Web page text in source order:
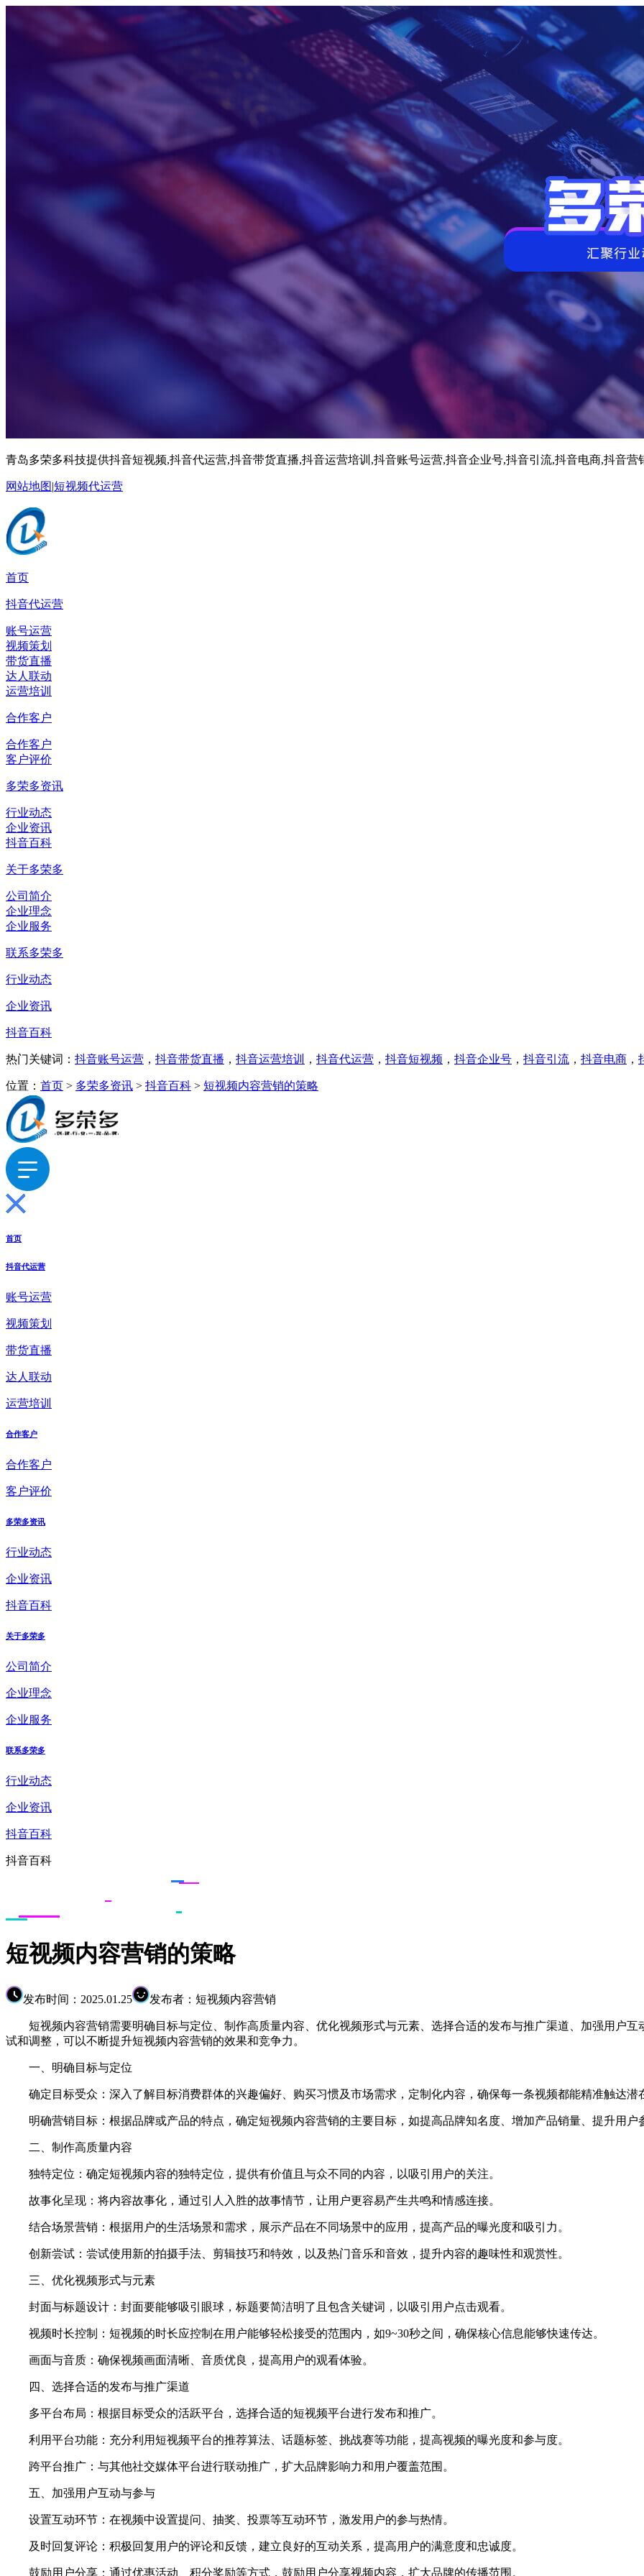
青岛多荣多科技提供抖音短视频,抖音代运营,抖音带货直播,抖音运营培训,抖音账号运营,抖音企业号,抖音引流,抖音电商,抖音营
网站地图|短视频代运营
首页
抖音代运营
账号运营
视频策划
带货直播
达人联动
运营培训
合作客户
合作客户
客户评价
多荣多资讯
行业动态
企业资讯
抖音百科
关于多荣多
公司简介
企业理念
企业服务
联系多荣多
行业动态
企业资讯
抖音百科
热门关键词： 抖音账号运营 ， 抖音带货直播 ， 抖音运营培训 ， 抖音代运营 ， 抖音短视频 ， 抖音企业号 ， 抖音引流 ， 抖音电商 ，
位置： 首页 > 多荣多资讯 > 抖音百科 > 短视频内容营销的策略
首页
抖音代运营
账号运营
视频策划
带货直播
达人联动
运营培训
合作客户
合作客户
客户评价
多荣多资讯
行业动态
企业资讯
抖音百科
关于多荣多
公司简介
企业理念
企业服务
联系多荣多
行业动态
企业资讯
抖音百科
抖音百科
短视频内容营销的策略
发布时间：2025.01.25 发布者：短视频内容营销
短视频内容营销需要明确目标与定位、制作高质量内容、优化视频形式与元素、选择合适的发布与推广渠道、加强用户互
试和调整，可以不断提升短视频内容营销的效果和竞争力。
一、明确目标与定位
确定目标受众：深入了解目标消费群体的兴趣偏好、购买习惯及市场需求，定制化内容，确保每一条视频都能精准触达潜
明确营销目标：根据品牌或产品的特点，确定短视频内容营销的主要目标，如提高品牌知名度、增加产品销量、提升用户
二、制作高质量内容
独特定位：确定短视频内容的独特定位，提供有价值且与众不同的内容，以吸引用户的关注。
故事化呈现：将内容故事化，通过引人入胜的故事情节，让用户更容易产生共鸣和情感连接。
结合场景营销：根据用户的生活场景和需求，展示产品在不同场景中的应用，提高产品的曝光度和吸引力。
创新尝试：尝试使用新的拍摄手法、剪辑技巧和特效，以及热门音乐和音效，提升内容的趣味性和观赏性。
三、优化视频形式与元素
封面与标题设计：封面要能够吸引眼球，标题要简洁明了且包含关键词，以吸引用户点击观看。
视频时长控制：短视频的时长应控制在用户能够轻松接受的范围内，如9~30秒之间，确保核心信息能够快速传达。
画面与音质：确保视频画面清晰、音质优良，提高用户的观看体验。
四、选择合适的发布与推广渠道
多平台布局：根据目标受众的活跃平台，选择合适的短视频平台进行发布和推广。
利用平台功能：充分利用短视频平台的推荐算法、话题标签、挑战赛等功能，提高视频的曝光度和参与度。
跨平台推广：与其他社交媒体平台进行联动推广，扩大品牌影响力和用户覆盖范围。
五、加强用户互动与参与
设置互动环节：在视频中设置提问、抽奖、投票等互动环节，激发用户的参与热情。
及时回复评论：积极回复用户的评论和反馈，建立良好的互动关系，提高用户的满意度和忠诚度。
鼓励用户分享：通过优惠活动、积分奖励等方式，鼓励用户分享视频内容，扩大品牌的传播范围。